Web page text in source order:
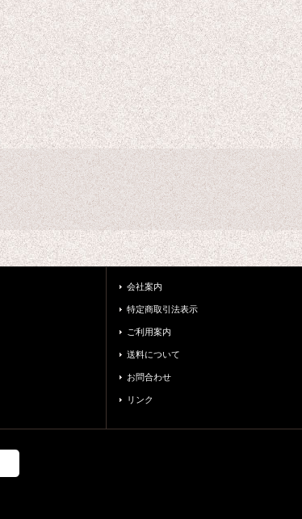
会社案内
特定商取引法表示
ご利用案内
送料について
お問合わせ
リンク